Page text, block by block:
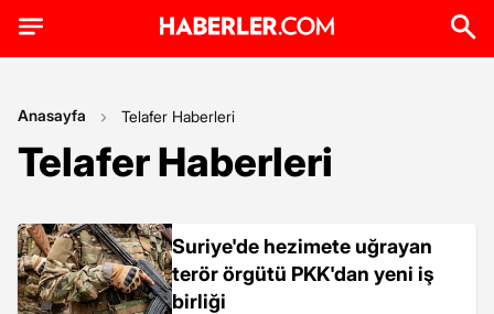
Anasayfa Telafer Haberleri
Telafer Haberleri
Suriye'de hezimete uğrayan
terör örgütü PKK'dan yeni iş
birliği